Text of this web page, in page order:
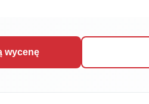
wycenę